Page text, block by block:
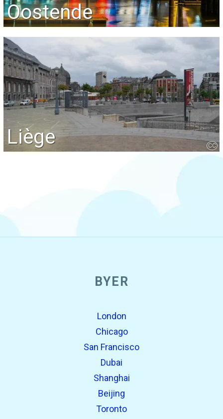
Oostende
Liège CC
BYER
London
Chicago
San Francisco
Dubai
Shanghai
Beijing
Toronto